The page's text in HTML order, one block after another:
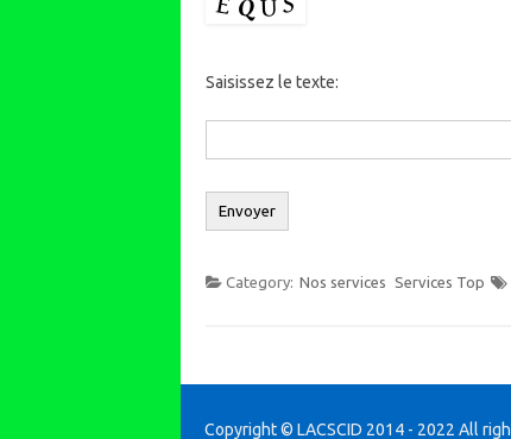
Saisissez le texte:
Category: Nos services Services Top
Copyright © LACSCID 2014 - 2022 All